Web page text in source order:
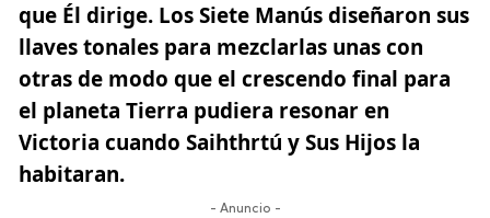
que Él dirige. Los Siete Manús diseñaron sus
llaves tonales para mezclarlas unas con
otras de modo que el crescendo final para
el planeta Tierra pudiera resonar en
Victoria cuando Saihthrtú y Sus Hijos la
habitaran.
- Anuncio -